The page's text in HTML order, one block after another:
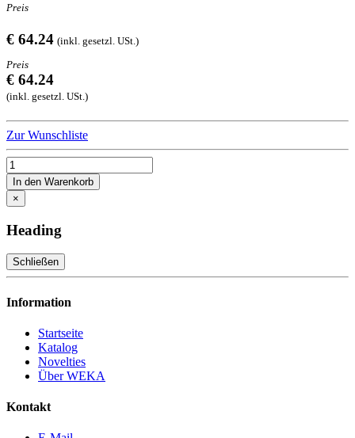
Preis
€ 64.24 (inkl. gesetzl. USt.)
Preis
€ 64.24
(inkl. gesetzl. USt.)
Zur Wunschliste
In den Warenkorb
×
Heading
Schließen
Information
Startseite
Katalog
Novelties
Über WEKA
Kontakt